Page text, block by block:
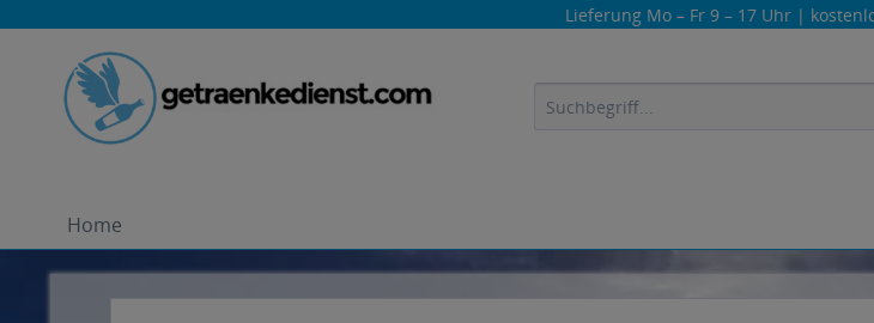
Lieferung Mo – Fr 9 – 17 Uhr |
Home